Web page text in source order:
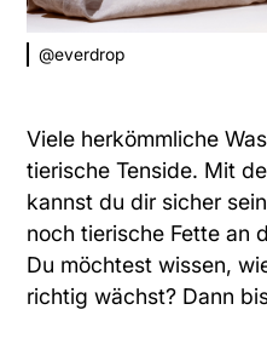
@everdrop
Viele herkömmliche
tierische Tenside. Mit
kannst du dir sicher
noch tierische Fette an
Du möchtest wissen,
richtig wächst? Dann